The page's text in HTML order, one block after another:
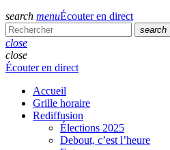
search menuÉcouter en direct
search
close
close
Écouter en direct
Accueil
Grille horaire
Rediffusion
Élections 2025
Debout, c’est l’heure